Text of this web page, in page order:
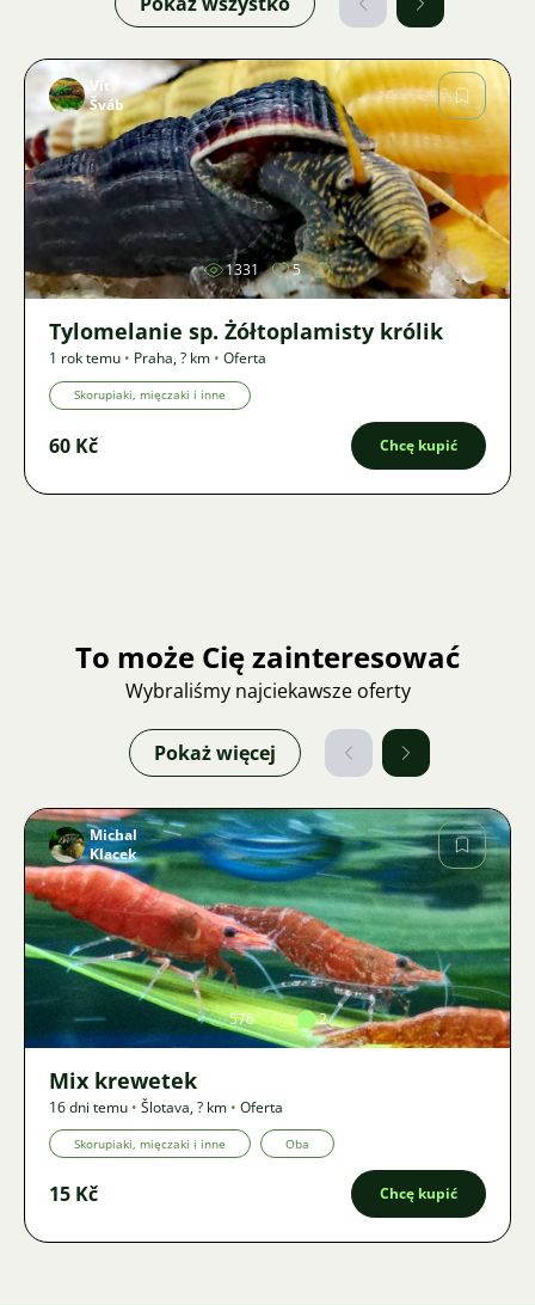
Zdjęcie
Vít
Šváb
1331 5
Tylomelanie sp. Żółtoplamisty królik
1 rok temu • Praha,? km • Oferta
Skorupiaki, mięczaki i inne
60 Kč Chcę kupić
To może Cię zainteresować
Wybraliśmy najciekawsze oferty
Pokaż więcej
Zdjęcie
Michal
Klacek
576 2
Mix krewetek
16 dni temu • Šlotava,? km • Oferta
Skorupiaki, mięczaki i inne Oba
15 Kč Chcę kupić